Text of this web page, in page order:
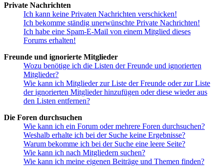
Private Nachrichten
Ich kann keine Privaten Nachrichten verschicken!
Ich bekomme ständig unerwünschte Private Nachrichten!
Ich habe eine Spam-E-Mail von einem Mitglied dieses
Forums erhalten!
Freunde und ignorierte Mitglieder
Wozu benötige ich die Listen der Freunde und ignorierten
Mitglieder?
Wie kann ich Mitglieder zur Liste der Freunde oder zur Liste
der ignorierten Mitglieder hinzufügen oder diese wieder aus
den Listen entfernen?
Die Foren durchsuchen
Wie kann ich ein Forum oder mehrere Foren durchsuchen?
Weshalb erhalte ich bei der Suche keine Ergebnisse?
Warum bekomme ich bei der Suche eine leere Seite?
Wie kann ich nach Mitgliedern suchen?
Wie kann ich meine eigenen Beiträge und Themen finden?